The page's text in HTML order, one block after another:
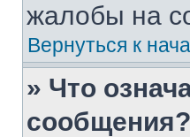
жалобы на
Вернуться к
» Что
сообщения?